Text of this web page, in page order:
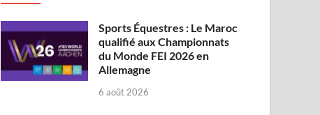
Sports Équestres : Le Maroc
qualifié aux Championnats
du Monde FEI 2026 en
Allemagne
6 août 2026